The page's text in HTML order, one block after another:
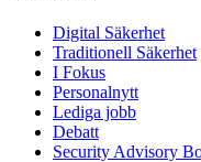
Digital Säkerhet
Traditionell Säkerhet
I Fokus
Personalnytt
Lediga jobb
Debatt
Security Advisory